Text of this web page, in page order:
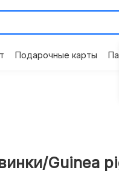
Подарочные карты
Guinea